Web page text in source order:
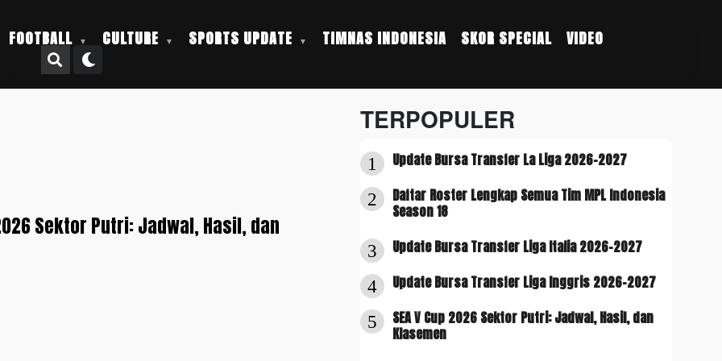
FOOTBALL CULTURE SPORTS UPDATE TIMNAS INDONESIA SKOR SPECIAL VIDEO
Sektor Putri: Jadwal, Hasil, dan
TERPOPULER
1 Update Bursa Transfer La Liga 2026-2027
2
Daftar Roster Lengkap Semua Tim MPL Indonesia
Season 18
3 Update Bursa Transfer Liga Italia 2026-2027
4 Update Bursa Transfer Liga Inggris 2026-2027
5
SEA V Cup 2026 Sektor Putri: Jadwal, Hasil, dan
Klasemen